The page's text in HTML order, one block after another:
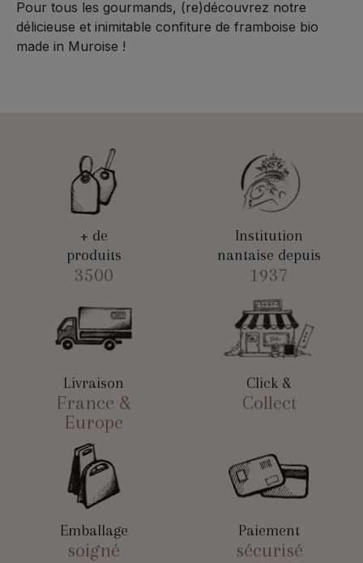
Pour tous les gourmands, (re)découvrez notre
délicieuse et inimitable confiture de framboise bio
made in Muroise !
+ de
produits
3500
Institution
nantaise depuis
1937
Livraison
France &
Europe
Click &
Collect
Emballage
soigné
Paiement
sécurisé